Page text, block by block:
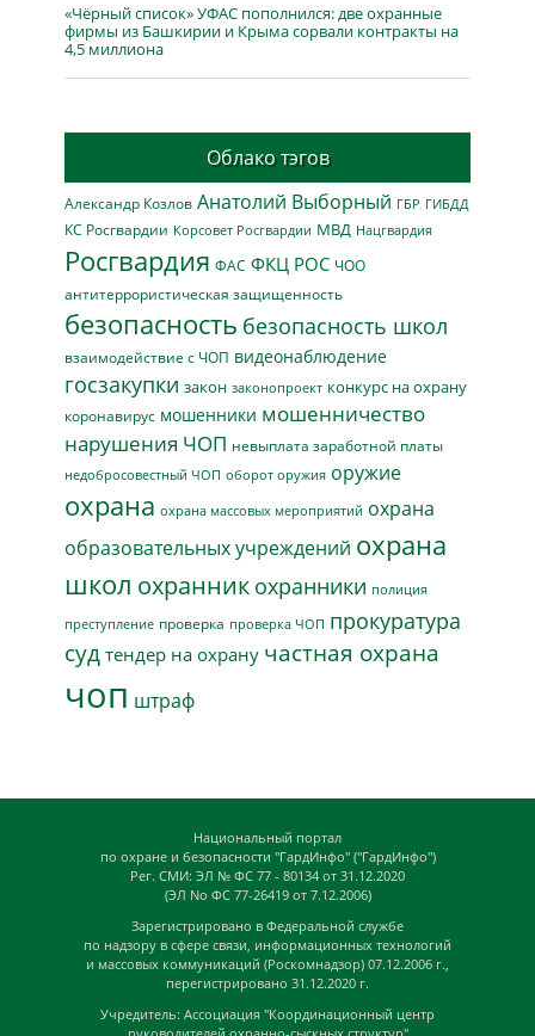
«Чёрный список» УФАС пополнился: две охранные
фирмы из Башкирии и Крыма сорвали контракты на
4,5 миллиона
Облако тэгов
Александр Козлов Анатолий Выборный ГБР ГИБДД
КС Росгвардии Корсовет Росгвардии МВД Нацгвардия
Росгвардия ФАС ФКЦ РОС ЧОО
антитеррористическая защищенность
безопасность безопасность школ
взаимодействие с ЧОП видеонаблюдение
госзакупки закон законопроект конкурс на охрану
коронавирус мошенники мошенничество
нарушения ЧОП невыплата заработной платы
недобросовестный ЧОП оборот оружия оружие
охрана охрана массовых мероприятий охрана
образовательных учреждений охрана
школ охранник охранники полиция
преступление проверка проверка ЧОП прокуратура
суд тендер на охрану частная охрана
чоп штраф
Национальный портал
по охране и безопасности "ГардИнфо" ("ГардИнфо")
Рег. СМИ: ЭЛ № ФС 77 - 80134 от 31.12.2020
(ЭЛ No ФС 77-26419 от 7.12.2006)
Зарегистрировано в Федеральной службе
по надзору в сфере связи, информационных технологий
и массовых коммуникаций (Роскомнадзор) 07.12.2006 г.,
перегистрировано 31.12.2020 г.
Учредитель: Ассоциация "Координационный центр